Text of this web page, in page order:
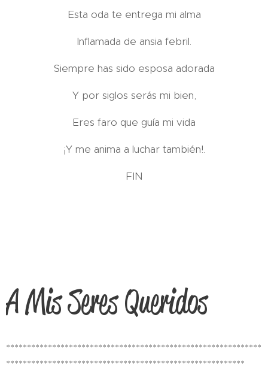
Esta oda te entrega mi alma
Inflamada de ansia febril.
Siempre has sido esposa adorada
Y por siglos serás mi bien,
Eres faro que guía mi vida
¡Y me anima a luchar también!.
FIN
A Mis Seres Queridos
*************************************************************
*********************************************************